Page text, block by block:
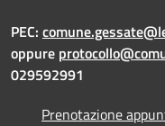
PEC:
oppure
029592991
Prenotazione